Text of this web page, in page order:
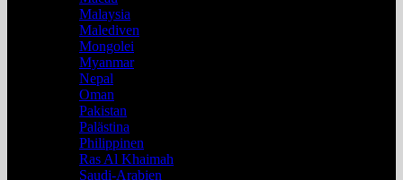
Malaysia
Malediven
Mongolei
Myanmar
Nepal
Oman
Pakistan
Palästina
Philippinen
Ras Al Khaimah
Saudi-Arabien